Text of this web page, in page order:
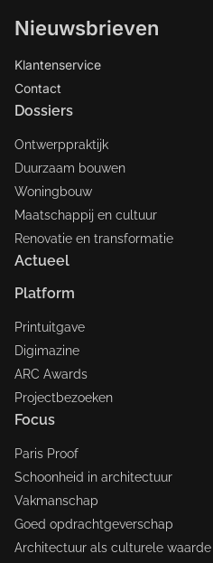
Nieuwsbrieven
Klantenservice
Contact
Dossiers
Ontwerppraktijk
Duurzaam bouwen
Woningbouw
Maatschappij en cultuur
Renovatie en transformatie
Actueel
Platform
Printuitgave
Digimazine
ARC Awards
Projectbezoeken
Focus
Paris Proof
Schoonheid in architectuur
Vakmanschap
Goed opdrachtgeverschap
Architectuur als culturele waarde